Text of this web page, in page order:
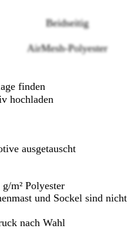
Beidseitig
AirMesh-Polyester
finden
hochladen
ausgetauscht
m² Polyester
und Sockel sind nicht
nach Wahl